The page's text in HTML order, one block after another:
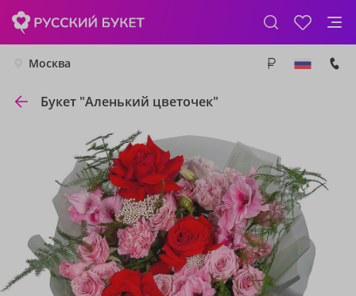
Москва
Букет "Аленький цветочек"